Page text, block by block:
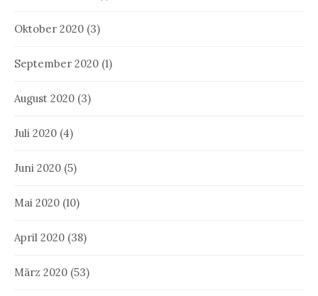
Oktober 2020 (3)
September 2020 (1)
August 2020 (3)
Juli 2020 (4)
Juni 2020 (5)
Mai 2020 (10)
April 2020 (38)
März 2020 (53)